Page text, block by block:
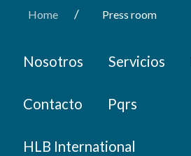
Home / Press room
Nosotros Servicios
Contacto Pqrs
HLB International